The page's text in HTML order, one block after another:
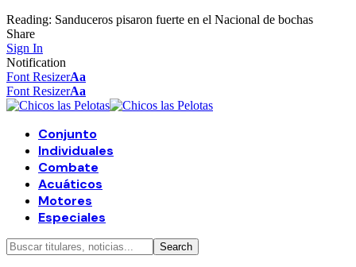
Reading: Sanduceros pisaron fuerte en el Nacional de bochas
Share
Sign In
Notification
Font ResizerAa
Font ResizerAa
Conjunto
Individuales
Combate
Acuáticos
Motores
Especiales